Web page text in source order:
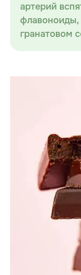
артерий
флавоноиды,
гранатовом